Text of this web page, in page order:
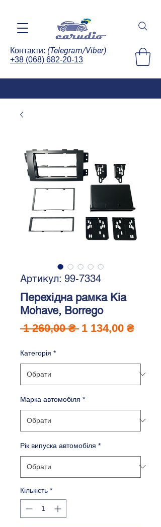
Контакти: (Telegram/Viber)
+38 (068) 682-20-13
Артикул: 99-7334
Перехідна рамка Kia
Mohave, Borrego
1 260,00 ₴ Звичайна
1 134,00 ₴За
Категорія *
Марка автомобіля *
Рік випуска автомобіля *
Кількість *